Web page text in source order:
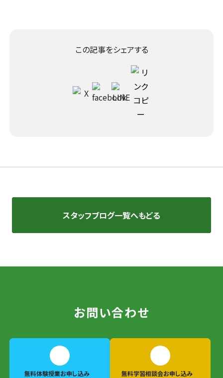
この記事をシェアする
スタッフブログ一覧へもどる
お問い合わせ
無料体験授業お申し込み 無料学習相談会お申し込み